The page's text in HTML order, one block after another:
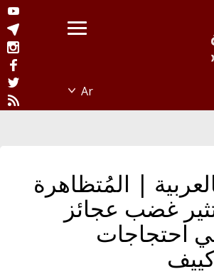
| المُتظاهرة
غضب عجائز
احتجاجات